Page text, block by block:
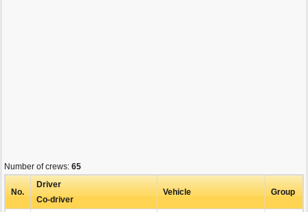
Number of crews: 65
No.
Driver
Co-driver
Vehicle Group